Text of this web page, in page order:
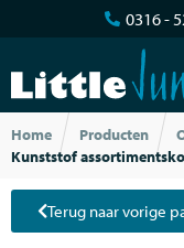
0316 -
Home Producten
Kunststof
Terug naar vorige